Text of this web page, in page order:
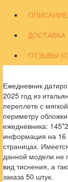
ОПИСАНИЕ
ДОСТАВКА
ОТЗЫВЫ
Ежедневник
2025 год из
переплете с
периметру
ежедневника:
информация на 16
страницах.
данной модели не
вид тиснения, а
заказа 50 штук.